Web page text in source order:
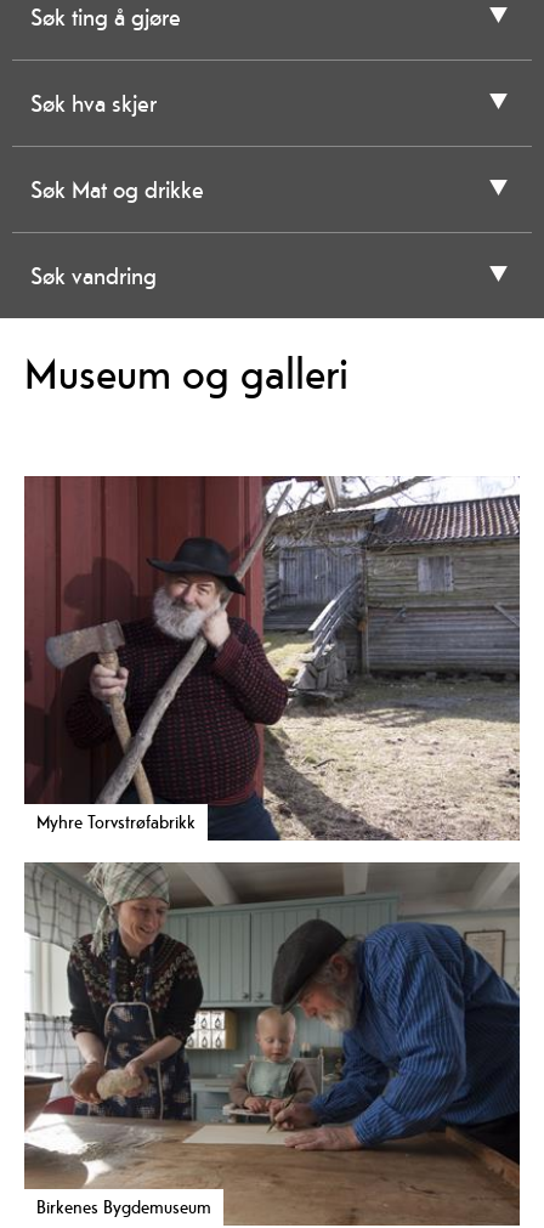
Søk ting å gjøre
Søk hva skjer
Søk Mat og drikke
Søk vandring
Museum og galleri
Myhre Torvstrøfabrikk
Birkenes Bygdemuseum